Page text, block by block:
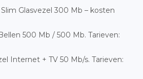
Glasvezel 300 Mb – kosten
500 Mb / 500 Mb. Tarieven:
Internet + TV 50 Mb/s. Tarieven: